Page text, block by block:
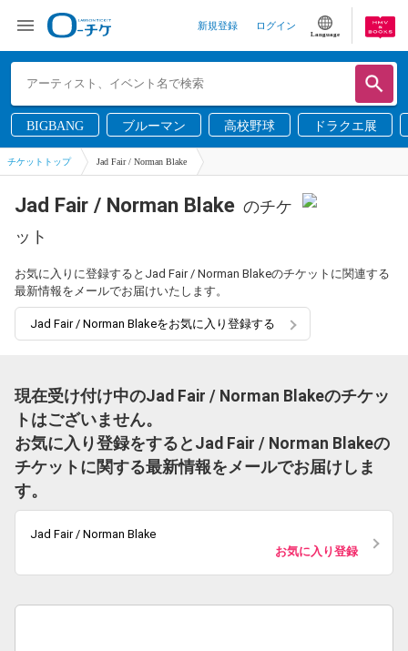
新規登録 ログイン
Language
BIGBANG ブルーマン 高校野球 ドラクエ展
チケットトップ Jad Fair / Norman Blake
Jad Fair / Norman Blake のチケ
ット
お気に入りに登録するとJad Fair / Norman Blakeのチケットに関連する
最新情報をメールでお届けいたします。
Jad Fair / Norman Blakeをお気に入り登録する
現在受け付け中のJad Fair / Norman Blakeのチケッ
トはございません。
お気に入り登録をするとJad Fair / Norman Blakeの
チケットに関する最新情報をメールでお届けしま
す。
Jad Fair / Norman Blake
お気に入り登録